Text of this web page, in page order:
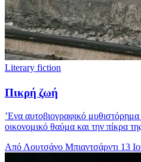
Literary fiction
Πικρή ζωή
’Ενα αυτοβιογραφικό
οικονομικό θαύμα και την πίκρα
Από Λουτσάνο Μπιαντσάρντι 13